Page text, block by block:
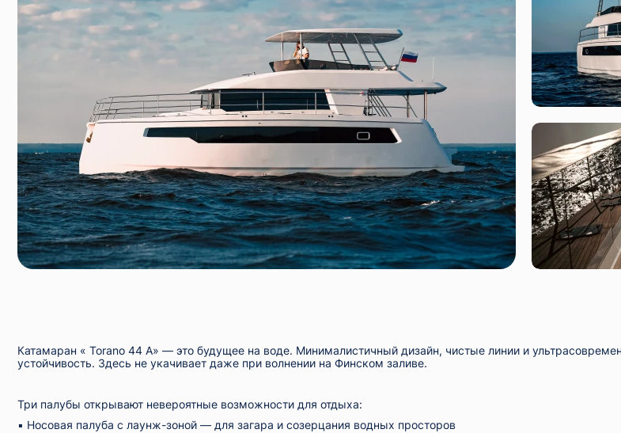
Катамаран « Torano 44 A» — это будущее на воде. Минималистичный дизайн, чистые линии и
устойчивость. Здесь не укачивает даже при волнении на Финском заливе.
Три палубы открывают невероятные возможности для отдыха:
▪️ Носовая палуба с лаунж-зоной — для загара и созерцания водных просторов